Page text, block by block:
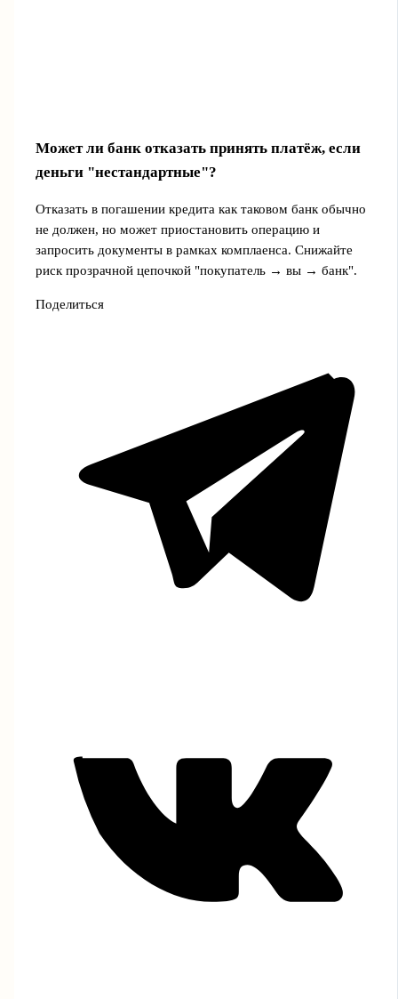
Может ли банк отказать принять платёж, если
деньги "нестандартные"?
Отказать в погашении кредита как таковом банк обычно
не должен, но может приостановить операцию и
запросить документы в рамках комплаенса. Снижайте
риск прозрачной цепочкой "покупатель → вы → банк".
Поделиться